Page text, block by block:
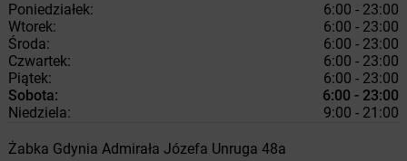
Poniedziałek:
6:00 - 23:00
Wtorek:
6:00 - 23:00
Środa:
6:00 - 23:00
Czwartek:
6:00 - 23:00
Piątek:
6:00 - 23:00
Sobota:
6:00 - 23:00
Niedziela:
9:00 - 21:00
Żabka Gdynia Admirała Józefa Unruga 48a